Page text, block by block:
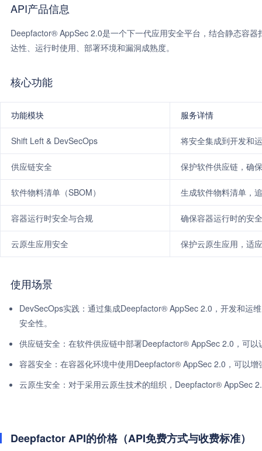
API产品信息
Deepfactor® AppSec 2.0是一个下一代应用安全平台，结合静态容
达性、运行时使用、部署环境和漏洞成熟度。
核心功能
功能模块 服务详情
Shift Left & DevSecOps 将安全集成到开发和
供应链安全 保护软件供应链，确
软件物料清单（SBOM） 生成软件物料清单，
容器运行时安全与合规 确保容器运行时的安
云原生应用安全 保护云原生应用，适
使用场景
DevSecOps实践：通过集成Deepfactor® AppSec 2.0，开发和运
安全性。
供应链安全：在软件供应链中部署Deepfactor® AppSec 2.0，可
容器安全：在容器化环境中使用Deepfactor® AppSec 2.0，可以
云原生安全：对于采用云原生技术的组织，Deepfactor® AppSec
Deepfactor API的价格（API免费方式与收费标准）